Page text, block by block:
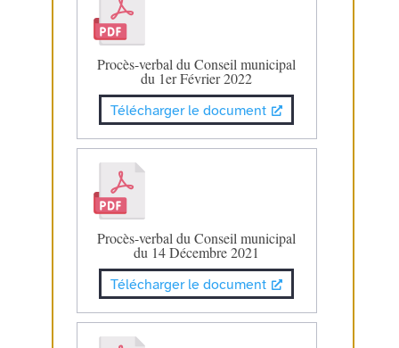
Procès-verbal du Conseil municipal
du 1er Février 2022
Télécharger le document
Procès-verbal du Conseil municipal
du 14 Décembre 2021
Télécharger le document